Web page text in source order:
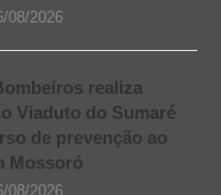
08/2026
realiza
Viaduto do Sumaré
de prevenção ao
Mossoró
08/2026